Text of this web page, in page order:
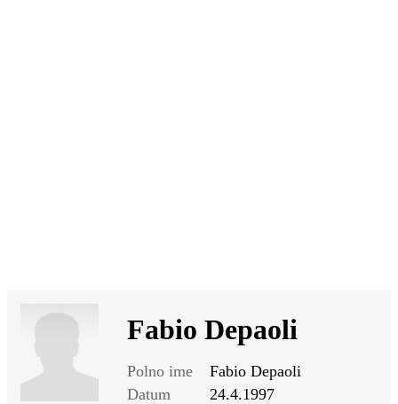
Fabio Depaoli
Polno ime
Fabio Depaoli
Datum
24.4.1997